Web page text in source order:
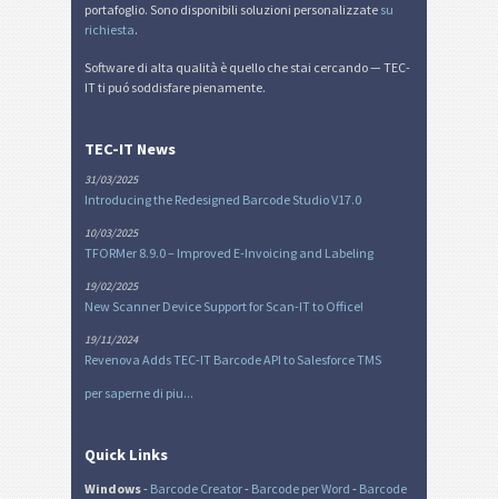
portafoglio. Sono disponibili soluzioni personalizzate su
richiesta.
Software di alta qualità è quello che stai cercando — TEC-
IT ti puó soddisfare pienamente.
TEC-IT News
31/03/2025
Introducing the Redesigned Barcode Studio V17.0
10/03/2025
TFORMer 8.9.0 – Improved E-Invoicing and Labeling
19/02/2025
New Scanner Device Support for Scan-IT to Office!
19/11/2024
Revenova Adds TEC-IT Barcode API to Salesforce TMS
per saperne di piu...
Quick Links
Windows- Barcode Creator- Barcode per Word - Barcode